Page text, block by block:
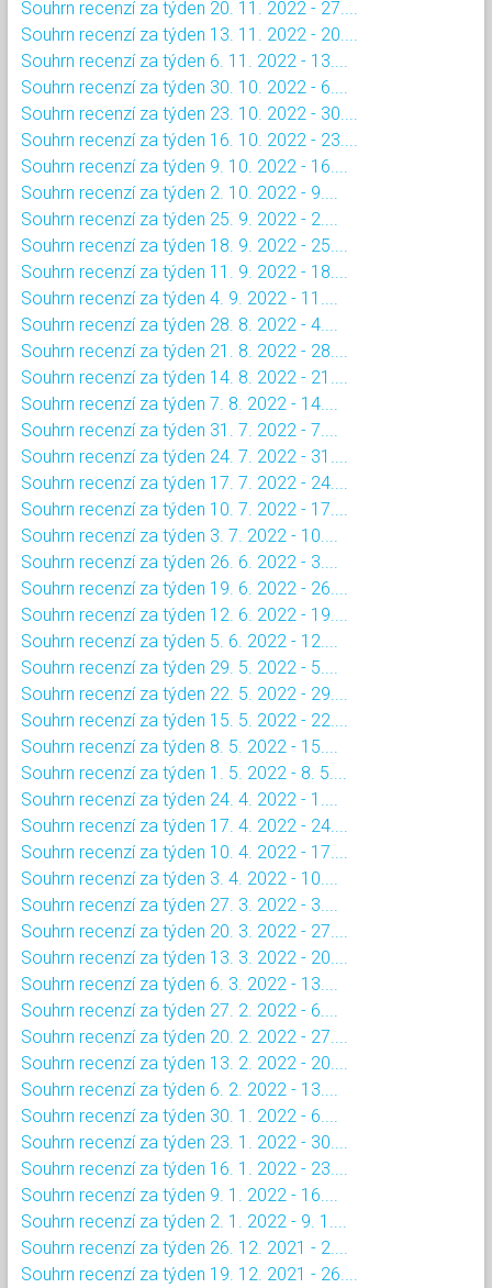
Souhrn recenzí za týden 20. 11. 2022 - 27....
Souhrn recenzí za týden 13. 11. 2022 - 20....
Souhrn recenzí za týden 6. 11. 2022 - 13....
Souhrn recenzí za týden 30. 10. 2022 - 6....
Souhrn recenzí za týden 23. 10. 2022 - 30....
Souhrn recenzí za týden 16. 10. 2022 - 23....
Souhrn recenzí za týden 9. 10. 2022 - 16....
Souhrn recenzí za týden 2. 10. 2022 - 9....
Souhrn recenzí za týden 25. 9. 2022 - 2....
Souhrn recenzí za týden 18. 9. 2022 - 25....
Souhrn recenzí za týden 11. 9. 2022 - 18....
Souhrn recenzí za týden 4. 9. 2022 - 11....
Souhrn recenzí za týden 28. 8. 2022 - 4....
Souhrn recenzí za týden 21. 8. 2022 - 28....
Souhrn recenzí za týden 14. 8. 2022 - 21....
Souhrn recenzí za týden 7. 8. 2022 - 14....
Souhrn recenzí za týden 31. 7. 2022 - 7....
Souhrn recenzí za týden 24. 7. 2022 - 31....
Souhrn recenzí za týden 17. 7. 2022 - 24....
Souhrn recenzí za týden 10. 7. 2022 - 17....
Souhrn recenzí za týden 3. 7. 2022 - 10....
Souhrn recenzí za týden 26. 6. 2022 - 3....
Souhrn recenzí za týden 19. 6. 2022 - 26....
Souhrn recenzí za týden 12. 6. 2022 - 19....
Souhrn recenzí za týden 5. 6. 2022 - 12....
Souhrn recenzí za týden 29. 5. 2022 - 5....
Souhrn recenzí za týden 22. 5. 2022 - 29....
Souhrn recenzí za týden 15. 5. 2022 - 22....
Souhrn recenzí za týden 8. 5. 2022 - 15....
Souhrn recenzí za týden 1. 5. 2022 - 8. 5....
Souhrn recenzí za týden 24. 4. 2022 - 1....
Souhrn recenzí za týden 17. 4. 2022 - 24....
Souhrn recenzí za týden 10. 4. 2022 - 17....
Souhrn recenzí za týden 3. 4. 2022 - 10....
Souhrn recenzí za týden 27. 3. 2022 - 3....
Souhrn recenzí za týden 20. 3. 2022 - 27....
Souhrn recenzí za týden 13. 3. 2022 - 20....
Souhrn recenzí za týden 6. 3. 2022 - 13....
Souhrn recenzí za týden 27. 2. 2022 - 6....
Souhrn recenzí za týden 20. 2. 2022 - 27....
Souhrn recenzí za týden 13. 2. 2022 - 20....
Souhrn recenzí za týden 6. 2. 2022 - 13....
Souhrn recenzí za týden 30. 1. 2022 - 6....
Souhrn recenzí za týden 23. 1. 2022 - 30....
Souhrn recenzí za týden 16. 1. 2022 - 23....
Souhrn recenzí za týden 9. 1. 2022 - 16....
Souhrn recenzí za týden 2. 1. 2022 - 9. 1....
Souhrn recenzí za týden 26. 12. 2021 - 2....
Souhrn recenzí za týden 19. 12. 2021 - 26....